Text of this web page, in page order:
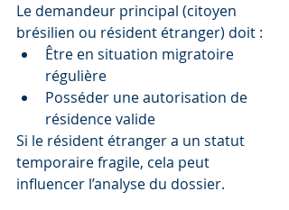
Le demandeur principal (citoyen
brésilien ou résident étranger) doit :
Être en situation migratoire
régulière
Posséder une autorisation de
résidence valide
Si le résident étranger a un statut
temporaire fragile, cela peut
influencer l’analyse du dossier.